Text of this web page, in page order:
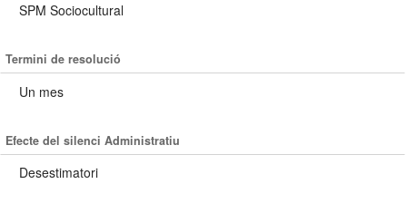
SPM Sociocultural
Termini de resolució
Un mes
Efecte del silenci Administratiu
Desestimatori